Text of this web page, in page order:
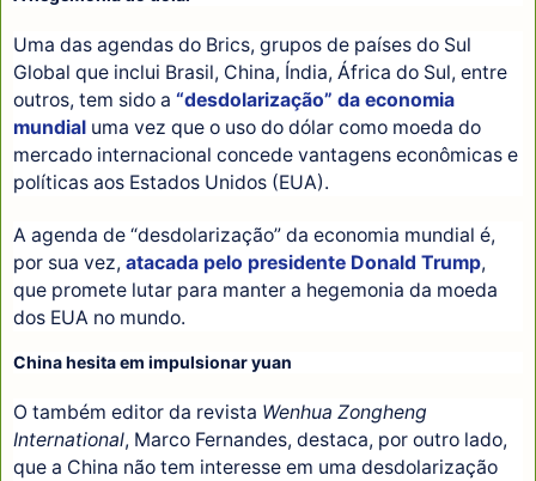
Uma das agendas do Brics, grupos de países do Sul
Global que inclui Brasil, China, Índia, África do Sul, entre
outros, tem sido a “desdolarização” da economia
mundial uma vez que o uso do dólar como moeda do
mercado internacional concede vantagens econômicas e
políticas aos Estados Unidos (EUA).
A agenda de “desdolarização” da economia mundial é,
por sua vez, atacada pelo presidente Donald Trump,
que promete lutar para manter a hegemonia da moeda
dos EUA no mundo.
China hesita em impulsionar yuan
O também editor da revista Wenhua Zongheng
International, Marco Fernandes, destaca, por outro lado,
que a China não tem interesse em uma desdolarização